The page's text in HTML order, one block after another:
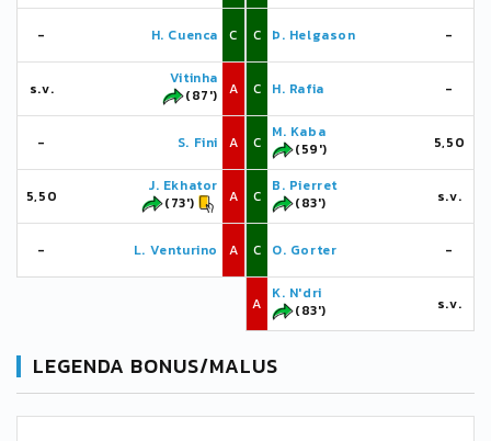
- H. Cuenca C
s.v.
Vitinha
(87')
A
- S. Fini A
5,50
J. Ekhator
(73')
A
- L. Venturino A
C Þ. Helgason -
C H. Rafia -
C
M. Kaba
(59')
5,50
C
B. Pierret
(83')
s.v.
C O. Gorter -
A
K. N'dri
(83')
s.v.
LEGENDA BONUS/MALUS